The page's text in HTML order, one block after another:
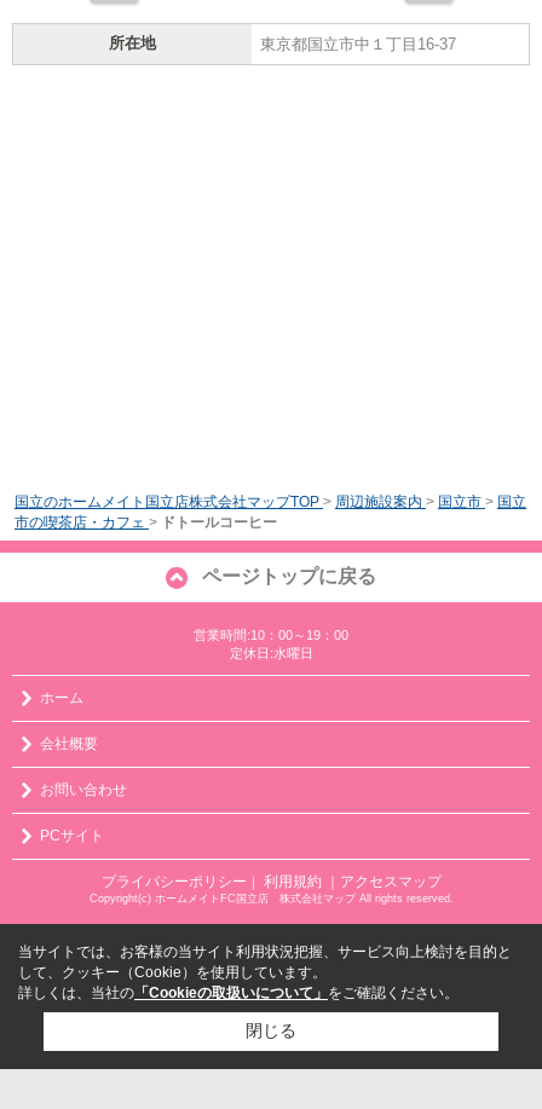
所在地 東京都国立市中１丁目16-37
国立のホームメイト国立店株式会社マップTOP > 周辺施設案内 > 国立市 > 国立
市の喫茶店・カフェ > ドトールコーヒー
ページトップに戻る
営業時間:10：00～19：00
定休日:水曜日
ホーム
会社概要
お問い合わせ
PCサイト
プライバシーポリシー ｜ 利用規約 ｜アクセスマップ
Copyright(c) ホームメイトFC国立店 株式会社マップ All rights reserved.
当サイトでは、お客様の当サイト利用状況把握、サービス向上検討を目的と
して、クッキー（Cookie）を使用しています。
詳しくは、当社の 「Cookieの取扱いについて」 をご確認ください。
閉じる